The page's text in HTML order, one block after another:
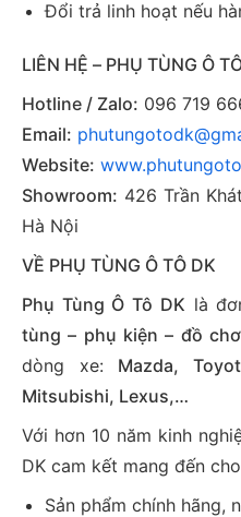
Đổi trả linh hoạt nếu
LIÊN HỆ – PHỤ TÙNG Ô
Hotline / Zalo: 096 719
Email:
Website:
Showroom: 426 Trần
Hà Nội
VỀ PHỤ TÙNG Ô TÔ DK
Phụ Tùng Ô Tô DK là
tùng – phụ kiện – đồ
dòng xe: Mazda,
Mitsubishi, Lexus,…
Với hơn 10 năm kinh
DK cam kết mang đến
Sản phẩm chính hãng,